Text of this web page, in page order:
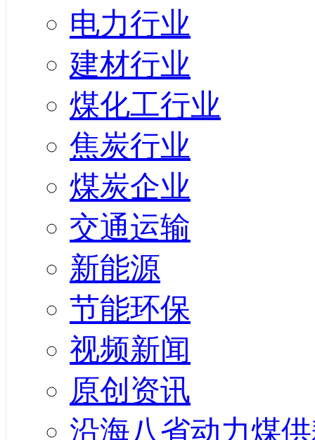
电力行业
建材行业
煤化工行业
焦炭行业
煤炭企业
交通运输
新能源
节能环保
视频新闻
原创资讯
沿海八省动力煤